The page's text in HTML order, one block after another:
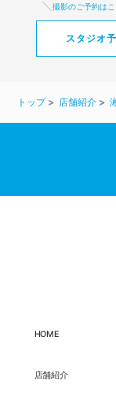
撮影のご予約は
スタジオ
トップ 店舗紹介
HOME
店舗紹介